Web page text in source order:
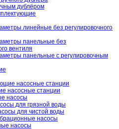
дублёром
линейные без регулировочного
панельные без
вентиля
панельные с регулировочным
насосные станции
насосные станции
насосы
для грязной воды
для чистой воды
насосы
насосы